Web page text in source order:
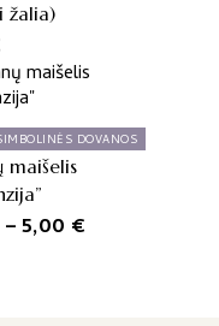
žalia)
DOVANOS
maišelis
–5,00 €